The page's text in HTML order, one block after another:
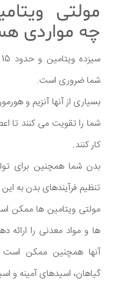
مولتی
چه مواردی
شما ضروری است.
بسیاری از آنها آنزیم و
شما را تقویت می کنند تا
کار کنند.
بدن شما همچنین برای
تنظیم فرآیندهای بدن به
مولتی ویتامین ها ممکن
ها و مواد معدنی را ارائه
آنها همچنین ممکن است
گیاهان، اسیدهای آمینه و